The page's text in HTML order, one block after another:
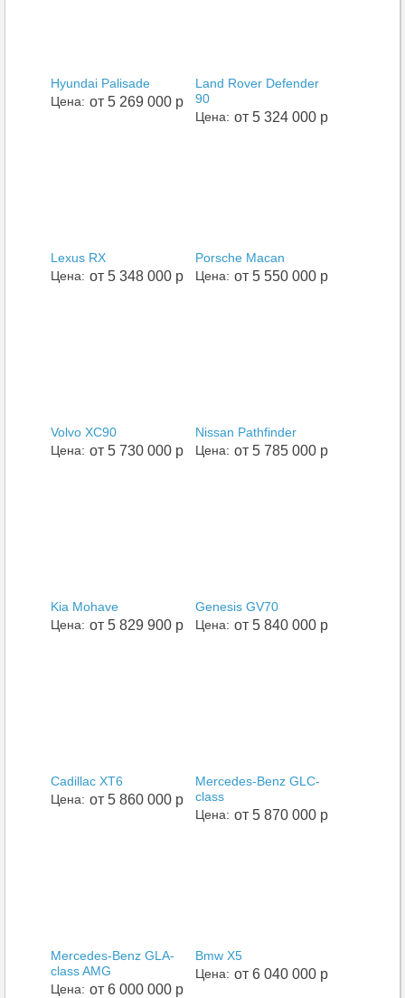
Hyundai Palisade
от 5 269 000 р
Цена:
Land Rover Defender
90
от 5 324 000 р
Цена:
Lexus RX
от 5 348 000 р
Цена:
Porsche Macan
от 5 550 000 р
Цена:
Volvo XC90
от 5 730 000 р
Цена:
Nissan Pathfinder
от 5 785 000 р
Цена:
Kia Mohave
от 5 829 900 р
Цена:
Genesis GV70
от 5 840 000 р
Цена:
Cadillac XT6
от 5 860 000 р
Цена:
Mercedes-Benz GLC-
class
от 5 870 000 р
Цена:
Mercedes-Benz GLA-
class AMG
от 6 000 000 р
Цена:
Bmw X5
от 6 040 000 р
Цена: